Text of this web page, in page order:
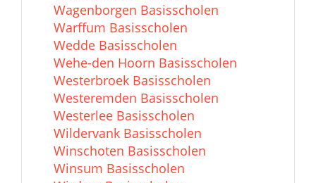
Wagenborgen Basisscholen
Warffum Basisscholen
Wedde Basisscholen
Wehe-den Hoorn Basisscholen
Westerbroek Basisscholen
Westeremden Basisscholen
Westerlee Basisscholen
Wildervank Basisscholen
Winschoten Basisscholen
Winsum Basisscholen